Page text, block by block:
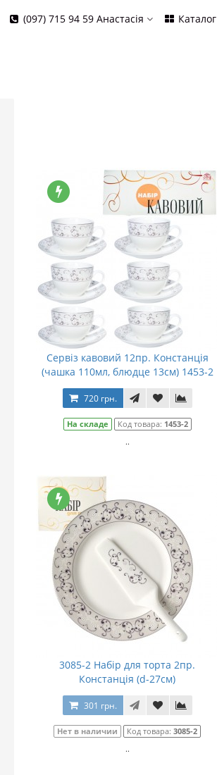
(097) 715 94 59 Анастасія Каталог
Сервіз кавовий 12пр. Констанція
(чашка 110мл, блюдце 13см) 1453-2
720 грн.
На складе Код товара: 1453-2
..
3085-2 Набір для торта 2пр.
Констанція (d-27см)
301 грн.
Нет в наличии Код товара:3085-2
..